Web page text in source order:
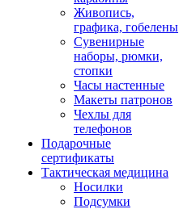
Живопись,
графика, гобелены
Сувенирные
наборы, рюмки,
стопки
Часы настенные
Макеты патронов
Чехлы для
телефонов
Подарочные
сертификаты
Тактическая медицина
Носилки
Подсумки